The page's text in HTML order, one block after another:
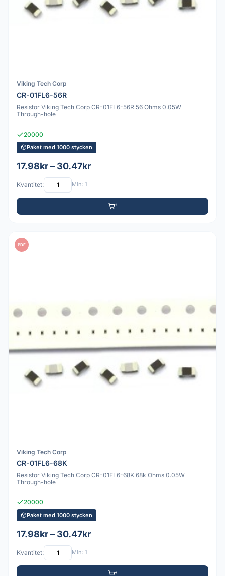
Viking Tech Corp
CR-01FL6-56R
Resistor Viking Tech Corp CR-01FL6-56R 56 Ohms 0.05W
Through-hole
20000
Paket med 1000 stycken
17.98kr – 30.47kr
Kvantitet: Min: 1
PDF
Viking Tech Corp
CR-01FL6-68K
Resistor Viking Tech Corp CR-01FL6-68K 68k Ohms 0.05W
Through-hole
20000
Paket med 1000 stycken
17.98kr – 30.47kr
Kvantitet: Min: 1